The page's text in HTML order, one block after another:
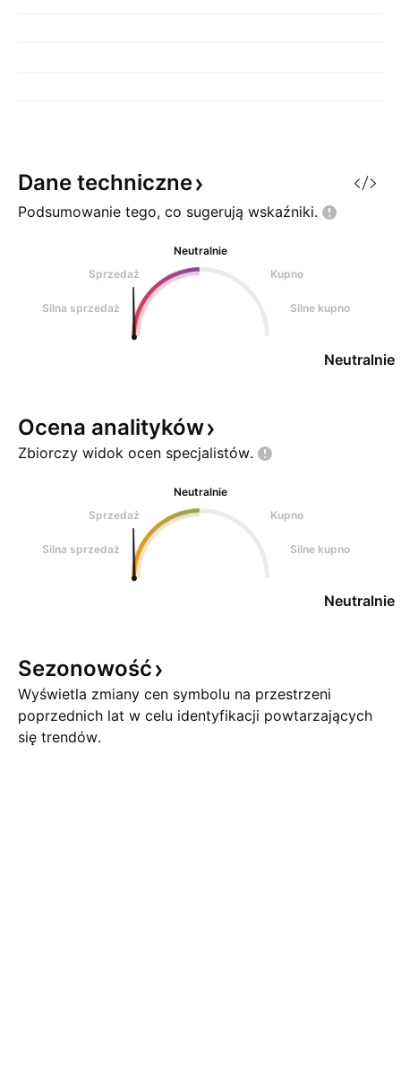
Dane techniczne
Podsumowanie tego, co sugerują wskaźniki.
Neutralnie
Sprzedaż
Kupno
Silna sprzedaż Silne kupno
Neutralnie
Ocena analityków
Zbiorczy widok ocen specjalistów.
Neutralnie
Sprzedaż
Kupno
Silna sprzedaż Silne kupno
Neutralnie
Sezonowość
Wyświetla zmiany cen symbolu na przestrzeni
poprzednich lat w celu identyfikacji powtarzających
się trendów.